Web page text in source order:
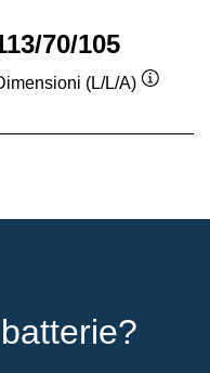
70/105
(L/L/A)